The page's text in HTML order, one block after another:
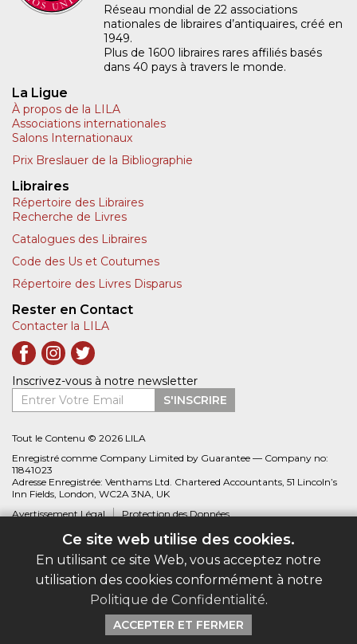
Ce site web utilise des cookies.
En utilisant ce site Web, vous acceptez notre
utilisation des cookies conformément à notre
Politique de Confidentialité.
ACCEPTER ET FERMER
Réseau mondial de 22 associations
nationales de libraires d’antiquaires, créé en
1949.
Plus de 1600 libraires rares affiliés basés
dans 40 pays à travers le monde.
La Ligue
À propos de la LILA
Associations internationales
Salons Internationaux
Prix Breslauer de la Bibliographie
Libraires
Répertoire des Libraires
Recherche de Livres
Catalogues des Libraires
Code des Us et Coutumes
Répertoire des Livres Disparus
Rester en Contact
Contacter la LILA
Inscrivez-vous à notre newsletter
Entrer Votre Email
S'INSCRIRE
Tout le Contenu © 2026 LILA
Enregistré comme Company Limited by Guarantee — Company no:
11841023
Adresse Enregistrée: Venthams Ltd. Chartered Accountants, 51 Lincoln’s
Inn Fields, London, WC2A 3NA, UK
Avertissement Légal
Protection des Données